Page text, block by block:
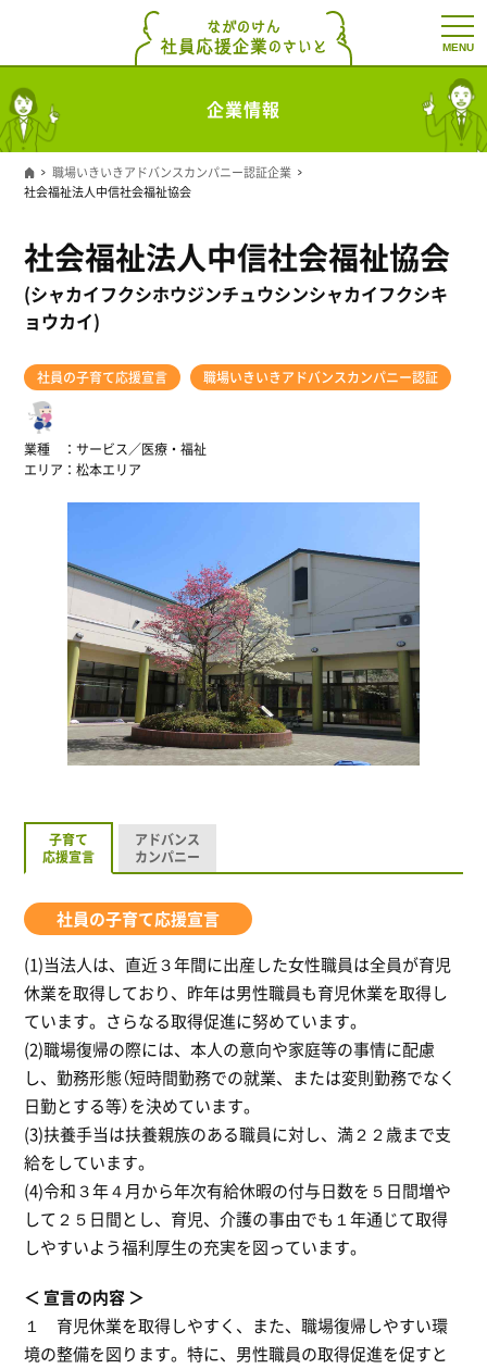
t
o
g
g
l
e
n
a
企業情報
職場いきいきアドバンスカンパニー認証企業
社会福祉法人中信社会福祉協会
社会福祉法人中信社会福祉協会
(シャカイフクシホウジンチュウシンシャカイフクシキ
ョウカイ)
社員の子育て応援宣言 職場いきいきアドバンスカンパニー認証
業種
サービス／医療・福祉
エリア
松本エリア
子育て
応援宣言
アドバンス
カンパニー
社員の子育て応援宣言
(1)当法人は、直近３年間に出産した女性職員は全員が育児
休業を取得しており、昨年は男性職員も育児休業を取得し
ています。さらなる取得促進に努めています。
(2)職場復帰の際には、本人の意向や家庭等の事情に配慮
し、勤務形態（短時間勤務での就業、または変則勤務でなく
日勤とする等）を決めています。
(3)扶養手当は扶養親族のある職員に対し、満２２歳まで支
給をしています。
(4)令和３年４月から年次有給休暇の付与日数を５日間増や
して２５日間とし、育児、介護の事由でも１年通じて取得
しやすいよう福利厚生の充実を図っています。
宣言の内容
１ 育児休業を取得しやすく、また、職場復帰しやすい環
境の整備を図ります。特に、男性職員の取得促進を促すと